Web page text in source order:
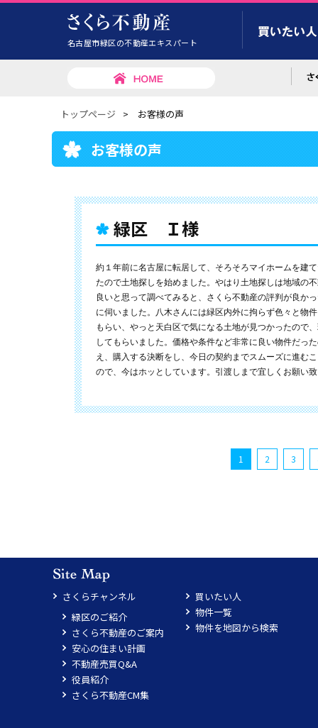
名古屋市緑区の不動産エキスパート
トップページ > お客様の声
お客様の声
緑区 Ｉ様
約１年前に名古屋に転居して、そろそろマイホームを建
たので土地探しを始めました。やはり土地探しは地域の
良いと思って調べてみると、さくら不動産の評判が良か
に伺いました。八木さんには緑区内外に拘らず色々と物
もらい、やっと天白区で気になる土地が見つかったので
してもらいました。価格や条件など非常に良い物件だっ
え、購入する決断をし、今日の契約までスムーズに進む
ので、今はホッとしています。引渡しまで宜しくお願い
1 2 3
さくらチャンネル
緑区のご紹介
さくら不動産のご案内
安心の住まい計画
不動産売買Q&A
役員紹介
さくら不動産CM集
買いたい人
物件一覧
物件を地図から検索